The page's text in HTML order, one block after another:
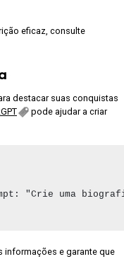
eficaz, consulte
destacar suas conquistas
pode ajudar a criar
"Crie uma
informações e garante que